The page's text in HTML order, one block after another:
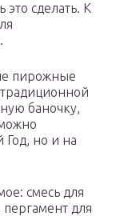
это сделать. К
пирожные
баночку,
Год, но и на
смесь для
для